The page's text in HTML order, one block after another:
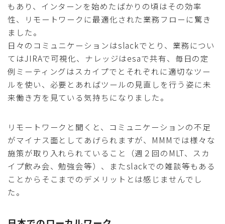
もあり、インターンを始めたばかりの頃はその効率
性、リモートワークに最適化された業務フローに驚き
ました。
日々のコミュニケーションはslackでとり、業務につい
てはJIRAで可視化、ナレッジはesaで共有、毎日の定
例ミーティングはスカイプでとそれぞれに適切なツー
ルを使い、必要とあればツールの見直しを行う姿に未
来働き方を見ている気持ちになりました。
リモートワークと聞くと、コミュニケーションの不足
がマイナス面としてあげられますが、MMMでは様々な
施策が取り入れられていること（週２回のMLT、スカ
イプ飲み会、勉強会等）、またslackでの雑談等もある
ことからそこまでのデメリットとは感じませんでし
た。